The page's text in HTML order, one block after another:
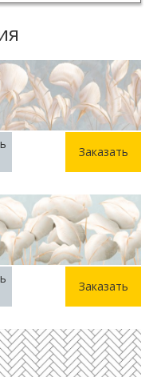
Заказать
Заказать